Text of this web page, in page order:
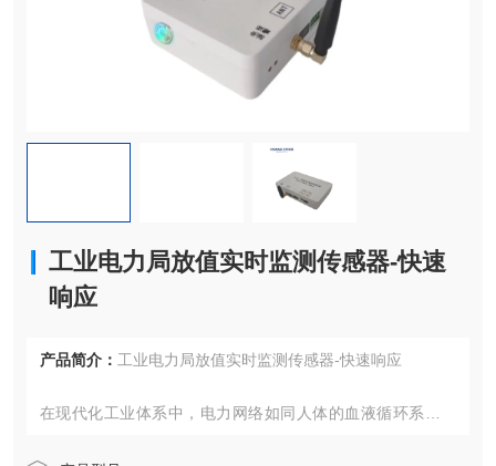
工业电力局放值实时监测传感器-快速
响应
产品简介： 工业电力局放值实时监测传感器-快速响应
在现代化工业体系中，电力网络如同人体的血液循环系统，